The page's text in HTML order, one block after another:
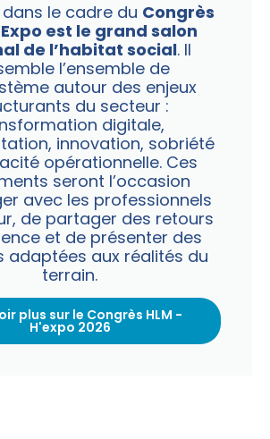
le cadre du Congrès
est le grand salon
de l’habitat social. Il
l’ensemble de
autour des enjeux
du secteur :
digitale,
innovation, sobriété
opérationnelle. Ces
seront l’occasion
avec les professionnels
de partager des retours
et de présenter des
adaptées aux réalités du
terrain.
plus sur le Congrès HLM -
H'expo 2026